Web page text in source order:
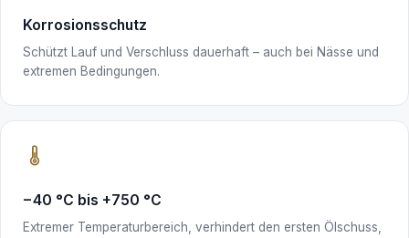
Korrosionsschutz
Schützt Lauf und Verschluss dauerhaft – auch bei Nässe und
extremen Bedingungen.
−40 °C bis +750 °C
Extremer Temperaturbereich, verhindert den ersten Ölschuss,